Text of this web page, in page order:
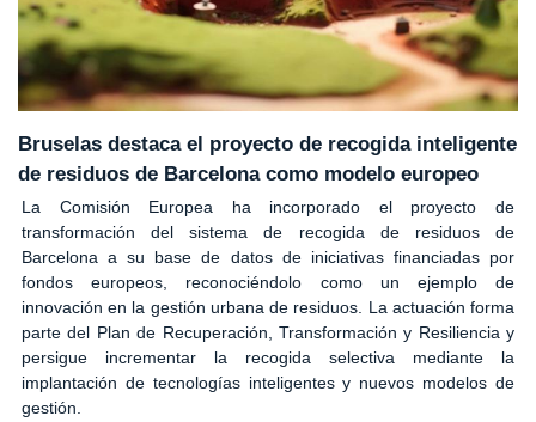
Bruselas destaca el proyecto de recogida inteligente
de residuos de Barcelona como modelo europeo
La Comisión Europea ha incorporado el proyecto de
transformación del sistema de recogida de residuos de
Barcelona a su base de datos de iniciativas financiadas por
fondos europeos, reconociéndolo como un ejemplo de
innovación en la gestión urbana de residuos. La actuación forma
parte del Plan de Recuperación, Transformación y Resiliencia y
persigue incrementar la recogida selectiva mediante la
implantación de tecnologías inteligentes y nuevos modelos de
gestión.